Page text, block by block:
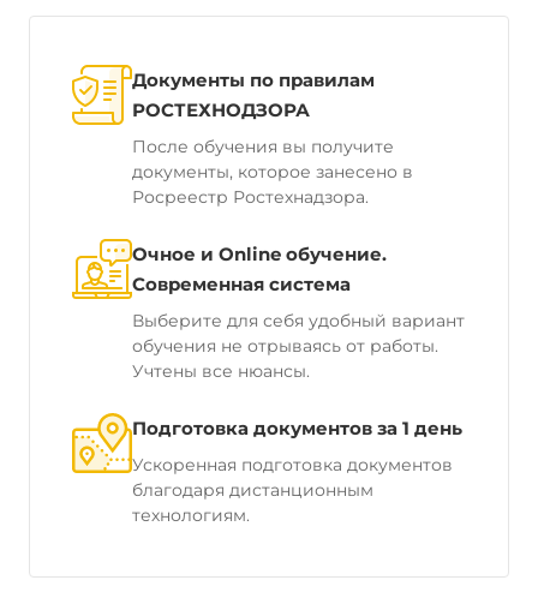
Документы по правилам
РОСТЕХНОДЗОРА
После обучения вы получите
документы, которое занесено в
Росреестр Ростехнадзора.
Очное и Online обучение.
Современная система
Выберите для себя удобный вариант
обучения не отрываясь от работы.
Учтены все нюансы.
Подготовка документов за 1 день
Ускоренная подготовка документов
благодаря дистанционным
технологиям.